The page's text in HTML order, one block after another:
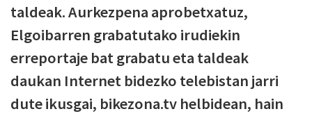
taldeak. Aurkezpena aprobetxatuz,
Elgoibarren grabatutako irudiekin
erreportaje bat grabatu eta taldeak
daukan Internet bidezko telebistan jarri
dute ikusgai, bikezona.tv helbidean, hain